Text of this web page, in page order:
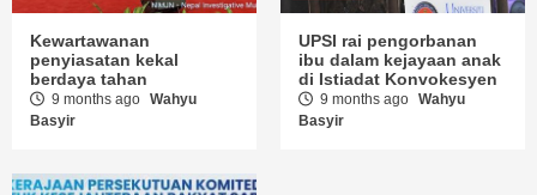
Kewartawanan
penyiasatan kekal
berdaya tahan
9 months ago Wahyu
Basyir
UPSI rai pengorbanan
ibu dalam kejayaan anak
di Istiadat Konvokesyen
9 months ago Wahyu
Basyir